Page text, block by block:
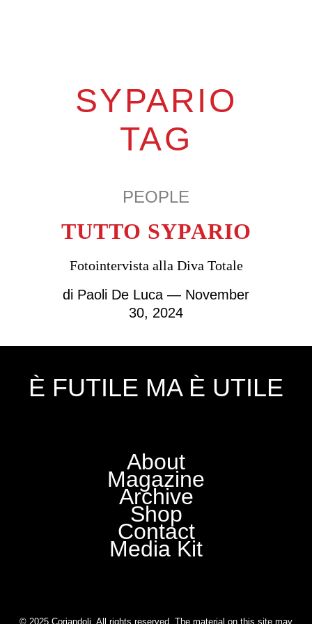
SYPARIO
TAG
PEOPLE
TUTTO SYPARIO
Fotointervista alla Diva Totale
di Paoli De Luca — November
30, 2024
È FUTILE MA È UTILE
About
Magazine
Archive
Shop
Contact
Media Kit
© 2025 Coriandoli. All rights reserved. The material on this site may